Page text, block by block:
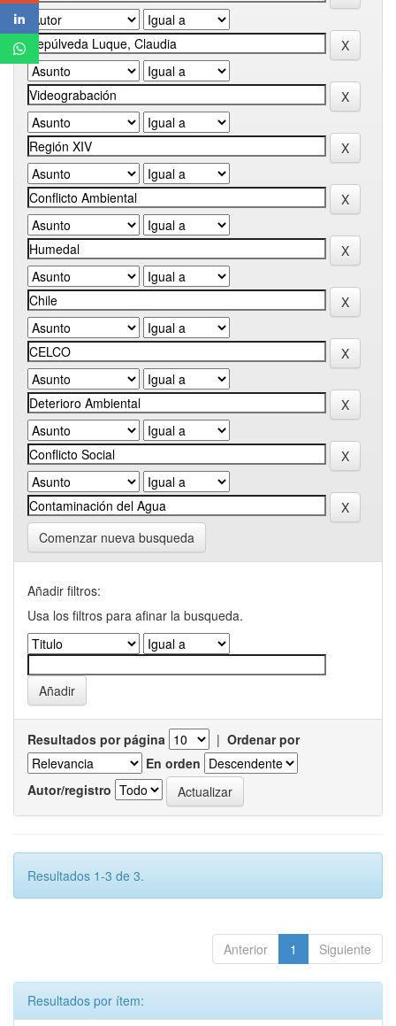
Comenzar nueva busqueda
Añadir filtros:
Usa los filtros para afinar la busqueda.
Resultados por página | Ordenar por
En orden
Autor/registro
Resultados 1-3 de 3.
Anterior 1 Siguiente
Resultados por ítem: